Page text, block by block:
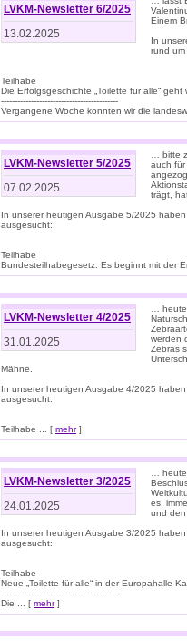
LVKM-Newsletter 6/2025
13.02.2025
Einem
In
rund
Teilhabe
Die Erfolgsgeschichte „Toilette für alle“
-------------------------------------------
Vergangene Woche konnten wir die
LVKM-Newsletter 5/2025
07.02.2025
… bitte
auch für
trägt,
In unserer heutigen Ausgabe 5/2025
ausgesucht:
Teilhabe
Bundesteilhabegesetz: Es beginnt mit der
LVKM-Newsletter 4/2025
31.01.2025
…
werden
Zebras
Mähne.
In unserer heutigen Ausgabe 4/2025
ausgesucht:
Teilhabe ... [ mehr]
LVKM-Newsletter 3/2025
24.01.2025
…
es,
und
In unserer heutigen Ausgabe 3/2025
ausgesucht:
Teilhabe
Neue „Toilette für alle“ in der Europahalle
-------------------------------------------
Die ... [ mehr]